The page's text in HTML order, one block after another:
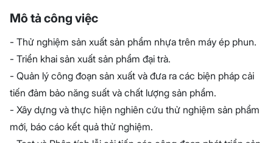
Mô tả công việc
- Thử nghiệm sản xuất sản phẩm nhựa trên máy ép phun.
- Triển khai sản xuất sản phẩm đại trà.
- Quản lý công đoạn sản xuất và đưa ra các biện pháp cải
tiến đảm bảo năng suất và chất lượng sản phẩm.
- Xây dựng và thực hiện nghiên cứu thử nghiệm sản phẩm
mới, báo cáo kết quả thử nghiệm.